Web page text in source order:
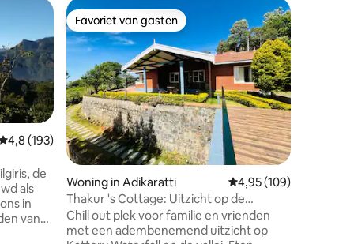
beoordeling van 4,8 uit 5, 193 recensies
4,8 (193)
de
als
in
van
Favoriet van gasten
Favoriet van gasten
Woning in Adikaratti Gemiddelde
4,95 (109)
Thakur 's Cottage: Uitzicht op de
waterval
Chill out plek voor familie en vrienden
met een adembenemend uitzicht op